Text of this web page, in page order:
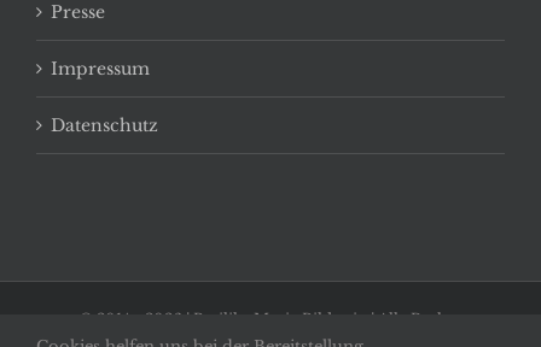
Presse
Impressum
Datenschutz
© 2014 - 2026 | Basilika Maria Bildstein | Alle Rechte